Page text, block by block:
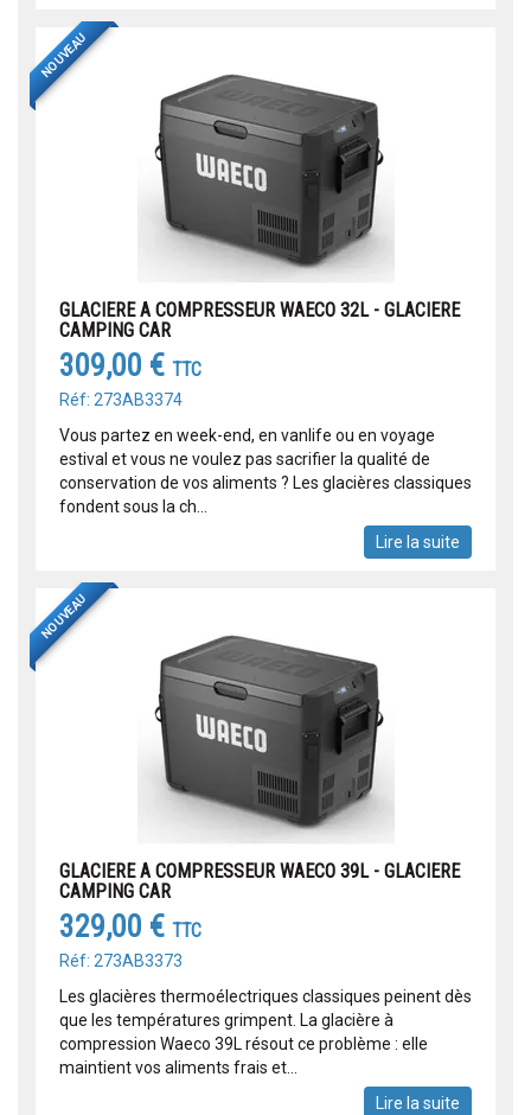
NOUVEAU
GLACIERE A COMPRESSEUR WAECO 32L - GLACIERE
CAMPING CAR
309,00 € TTC
Réf: 273AB3374
Vous partez en week-end, en vanlife ou en voyage
estival et vous ne voulez pas sacrifier la qualité de
conservation de vos aliments ? Les glacières classiques
fondent sous la ch...
Lire la suite
NOUVEAU
GLACIERE A COMPRESSEUR WAECO 39L - GLACIERE
CAMPING CAR
329,00 € TTC
Réf: 273AB3373
Les glacières thermoélectriques classiques peinent dès
que les températures grimpent. La glacière à
compression Waeco 39L résout ce problème : elle
maintient vos aliments frais et...
Lire la suite